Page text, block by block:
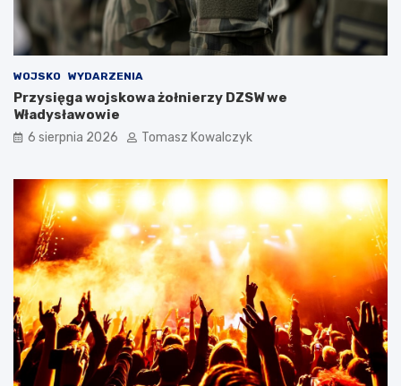
WOJSKO WYDARZENIA
Przysięga wojskowa żołnierzy DZSW we
Władysławowie
6 sierpnia 2026 Tomasz Kowalczyk